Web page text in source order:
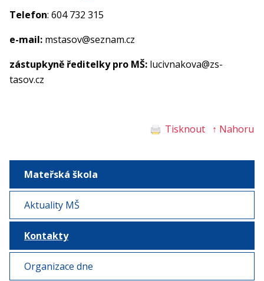
Telefon: 604 732 315
e-mail: mstasov@seznam.cz
zástupkyně ředitelky pro MŠ: lucivnakova@zs-
tasov.cz
Tisknout ↑ Nahoru
Mateřská škola
Aktuality MŠ
Kontakty
Organizace dne